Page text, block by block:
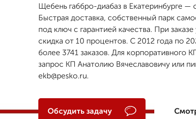
Щебень габбро-диабаз в Екатеринбурге —
Быстрая доставка, собственный парк
под ключ с гарантией качества. При
скидка от 10 процентов. С 2012 года по
более 3741 заказов. Для корпоративного
запрос КП Анатолию Вячеславовичу или
ekb@pesko.ru.
Обсудить задачу